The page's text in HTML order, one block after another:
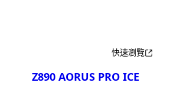
快速瀏覽
Z890 AORUS PRO ICE